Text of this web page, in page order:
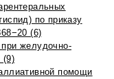
по приказу
(6)
желудочно-
(9)
помощи